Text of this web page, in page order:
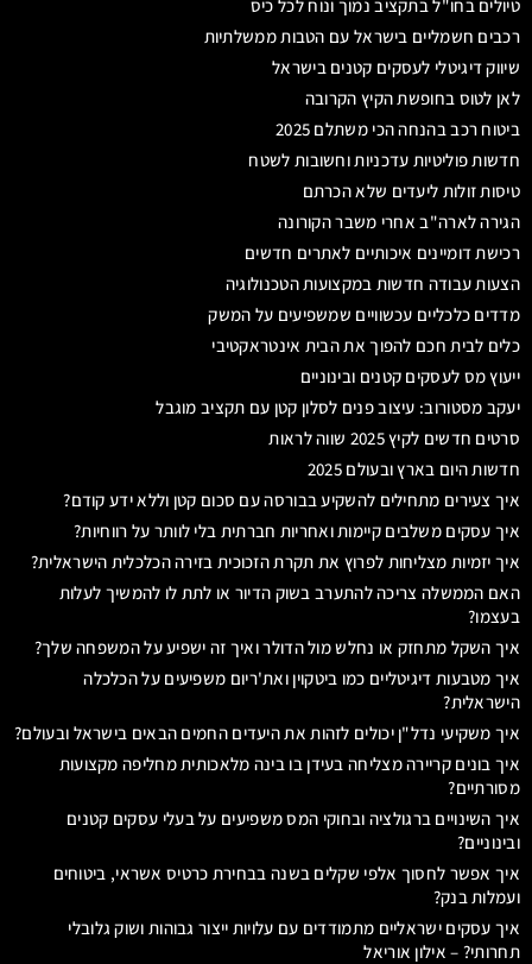
טיולים בחו"ל בתקציב נמוך ונוח לכל כיס
רכבים חשמליים בישראל עם הטבות ממשלתיות
שיווק דיגיטלי לעסקים קטנים בישראל
לאן לטוס בחופשת הקיץ הקרובה
ביטוח רכב בהנחה הכי משתלם 2025
חדשות פוליטיות עדכניות וחשובות לשטח
טיסות זולות ליעדים שלא הכרתם
הגירה לארה"ב אחרי משבר הקורונה
רכישת דומיינים איכותיים לאתרים חדשים
הצעות עבודה חדשות במקצועות הטכנולוגיה
מדדים כלכליים עכשוויים שמשפיעים על המשק
כלים לבית חכם להפוך את הבית אינטראקטיבי
ייעוץ מס לעסקים קטנים ובינוניים
יעקב מסטורוב: עיצוב פנים לסלון קטן עם תקציב מוגבל
סרטים חדשים לקיץ 2025 שווה לראות
חדשות היום בארץ ובעולם 2025
איך צעירים מתחילים להשקיע בבורסה עם סכום קטן וללא ידע קודם?
איך עסקים משלבים קיימות ואחריות חברתית בלי לוותר על רווחיות?
איך יזמיות מצליחות לפרוץ את תקרת הזכוכית בזירה הכלכלית הישראלית?
האם הממשלה צריכה להתערב בשוק הדיור או לתת לו להמשיך לעלות
בעצמו?
איך השקל מתחזק או נחלש מול הדולר ואיך זה ישפיע על המשפחה שלך?
איך מטבעות דיגיטליים כמו ביטקוין ואת'ריום משפיעים על הכלכלה
הישראלית?
איך משקיעי נדל"ן יכולים לזהות את היעדים החמים הבאים בישראל ובעולם?
איך בונים קריירה מצליחה בעידן בו בינה מלאכותית מחליפה מקצועות
מסורתיים?
איך השינויים ברגולציה ובחוקי המס משפיעים על בעלי עסקים קטנים
ובינוניים?
איך אפשר לחסוך אלפי שקלים בשנה בבחירת כרטיס אשראי, ביטוחים
ועמלות בנק?
איך עסקים ישראליים מתמודדים עם עלויות ייצור גבוהות ושוק גלובלי
תחרותי? – אילון אוריאל